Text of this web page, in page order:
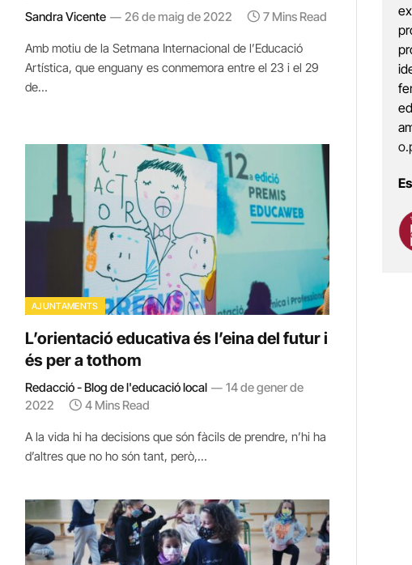
Sandra Vicente 26 de maig de 2022 7 Mins Read
Amb motiu de la Setmana Internacional de l’Educació
Artística, que enguany es conmemora entre el 23 i el 29
de…
AJUNTAMENTS
L’orientació educativa és l’eina del futur i
és per a tothom
Redacció - Blog de l'educació local
14 de gener de
2022
4 Mins Read
A la vida hi ha decisions que són fàcils de prendre, n’hi ha
d’altres que no ho són tant, però,…